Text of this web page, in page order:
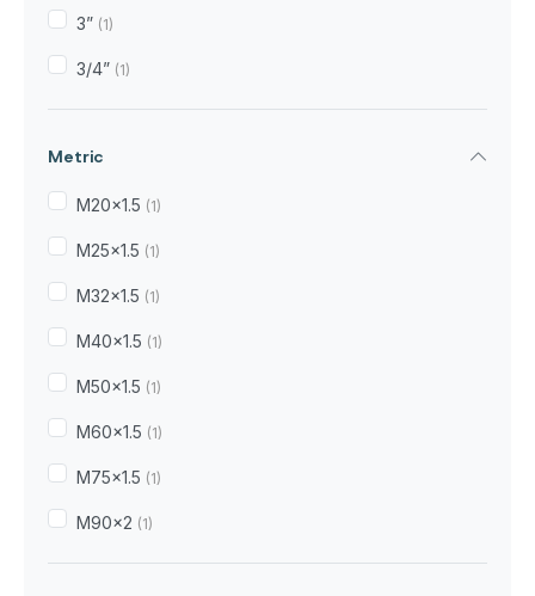
3” (1)
3/4” (1)
Metric
M20x1.5 (1)
M25x1.5 (1)
M32x1.5 (1)
M40x1.5 (1)
M50x1.5 (1)
M60x1.5 (1)
M75x1.5 (1)
M90x2 (1)